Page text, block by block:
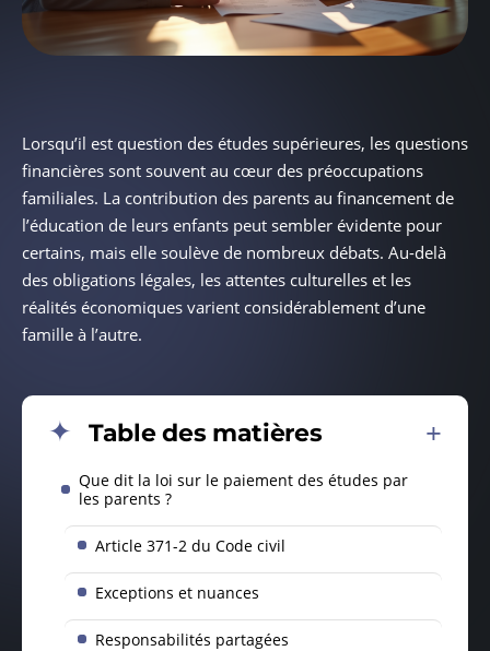
Lorsqu’il est question des études supérieures, les questions
financières sont souvent au cœur des préoccupations
familiales. La contribution des parents au financement de
l’éducation de leurs enfants peut sembler évidente pour
certains, mais elle soulève de nombreux débats. Au-delà
des obligations légales, les attentes culturelles et les
réalités économiques varient considérablement d’une
famille à l’autre.
Table des matières
Que dit la loi sur le paiement des études par
les parents ?
Article 371-2 du Code civil
Exceptions et nuances
Responsabilités partagées